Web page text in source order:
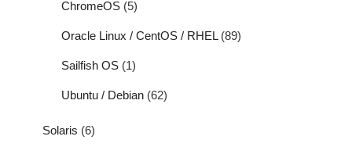
ChromeOS (5)
Oracle Linux / CentOS / RHEL(89)
Sailfish OS (1)
Ubuntu / Debian (62)
Solaris (6)